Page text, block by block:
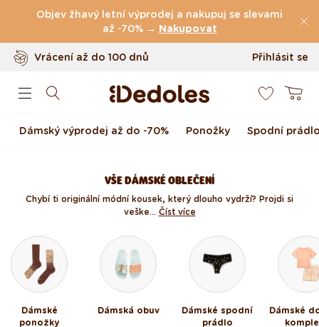
Přejít k obsahu
Objev žhavý letní výprodej a nakupuj se slevami
až -70% → Nakupovat
zdarmanad999 Kč
Vrácení až do 100 dnů
Originální design navržený u nás
Přihlásit se
Košík
Dámský výprodej až do -70% Ponožky Spodní
VŠE DÁMSKÉ OBLEČENÍ
Chybí ti originální módní kousek, který dlouho vydrží? Projdi si
veške... Číst více
Dámské
ponožky
Dámská obuv
Dámské spodní
prádlo
Dámské